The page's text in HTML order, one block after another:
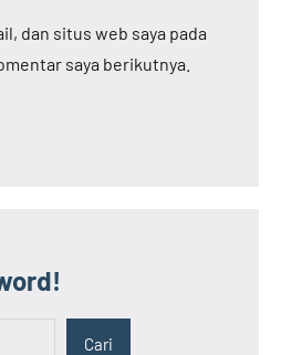
dan situs web saya pada
saya berikutnya.
Cari